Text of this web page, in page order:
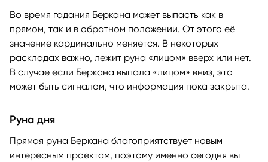
Во время гадания Беркана может выпасть как в
прямом, так и в обратном положении. От этого её
значение кардинально меняется. В некоторых
раскладах важно, лежит руна «лицом» вверх или нет.
В случае если Беркана выпала «лицом» вниз, это
может быть сигналом, что информация пока закрыта.
Руна дня
Прямая руна Беркана благоприятствует новым
интересным проектам, поэтому именно сегодня вы